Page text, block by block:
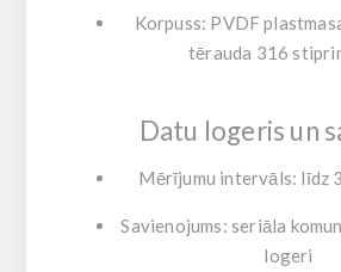
Korpuss: PVDF
tērauda 316
Datu logeris un
Mērījumu intervāls: līdz
Savienojums: seriāla
logeri